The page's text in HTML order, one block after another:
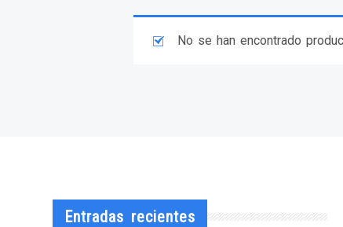
No se han encontrado
Entradas recientes